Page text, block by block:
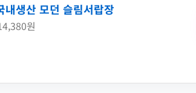
내생산 모던 슬림서랍장
원